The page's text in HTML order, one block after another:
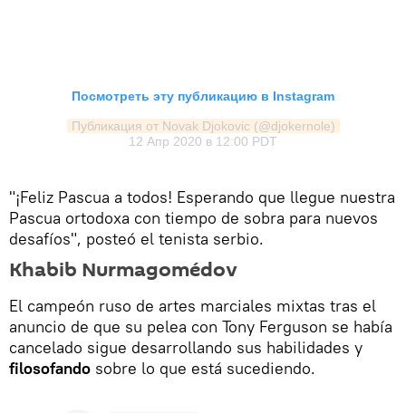
Посмотреть эту публикацию в Instagram
Публикация от Novak Djokovic (@djokernole)
12 Апр 2020 в 12:00 PDT
"¡Feliz Pascua a todos! Esperando que llegue nuestra
Pascua ortodoxa con tiempo de sobra para nuevos
desafíos", posteó el tenista serbio.
Khabib Nurmagomédov
El campeón ruso de artes marciales mixtas tras el
anuncio de que su pelea con Tony Ferguson se había
cancelado sigue desarrollando sus habilidades y
filosofando sobre lo que está sucediendo.